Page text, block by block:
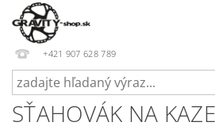
+421 907 628 789
SŤAHOVÁK NA